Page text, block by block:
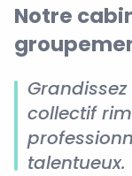
Notre
collectif
talentueux.